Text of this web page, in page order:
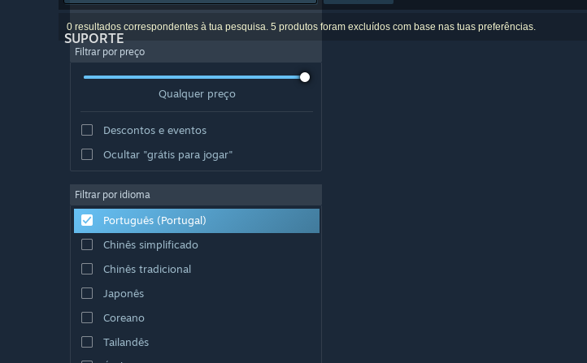
SUPORTE
0 resultados correspondentes à tua pesquisa. 5 produtos foram excluídos com base nas tuas preferências.
Filtrar por preço
Qualquer preço
Descontos e eventos
Ocultar "grátis para jogar"
Filtrar por idioma
Português (Portugal)
Chinês simplificado
Chinês tradicional
Japonês
Coreano
Tailandês